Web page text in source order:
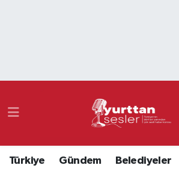
Türkiye Gündem Belediyeler
Namaz Vakitleri
Süper Lig Puan Durumu ve